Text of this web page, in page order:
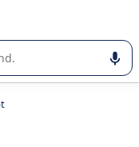
ou la sélection de